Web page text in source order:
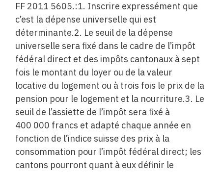
FF 2011 5605.:1. Inscrire expressément que
c’est la dépense universelle qui est
déterminante.2. Le seuil de la dépense
universelle sera fixé dans le cadre de l’impôt
fédéral direct et des impôts cantonaux à sept
fois le montant du loyer ou de la valeur
locative du logement ou à trois fois le prix de la
pension pour le logement et la nourriture.3. Le
seuil de l’assiette de l’impôt sera fixé à
400 000 francs et adapté chaque année en
fonction de l’indice suisse des prix à la
consommation pour l’impôt fédéral direct; les
cantons pourront quant à eux définir le